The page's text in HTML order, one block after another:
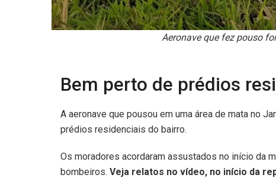
Aeronave que fez pouso
Bem perto de prédios
A aeronave que pousou em uma área de mata no
prédios residenciais do bairro.
Os moradores acordaram assustados no início da
bombeiros. Veja relatos no vídeo, no início da